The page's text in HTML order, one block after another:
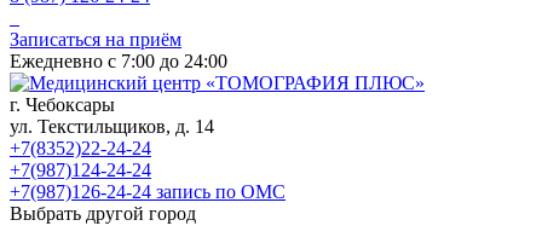
Записаться на приём
Ежедневно с 7:00 до 24:00
г. Чебоксары
ул. Текстильщиков, д. 14
+7(8352)22-24-24
+7(987)124-24-24
+7(987)126-24-24 запись по ОМС
Выбрать другой город